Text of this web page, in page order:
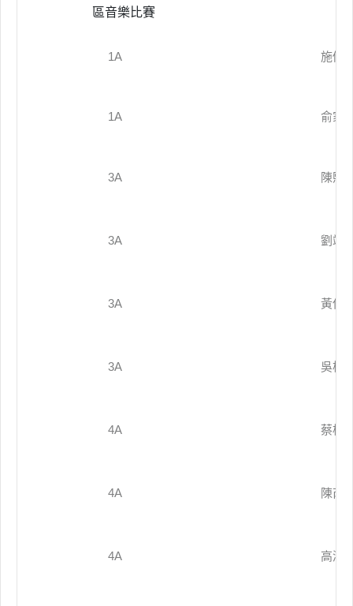
區音樂比賽
1A 施優
1A 俞家
3A 陳熙
3A 劉竣
3A 黃俊
3A 吳梓
4A 蔡梓
4A 陳芮
4A 高滿